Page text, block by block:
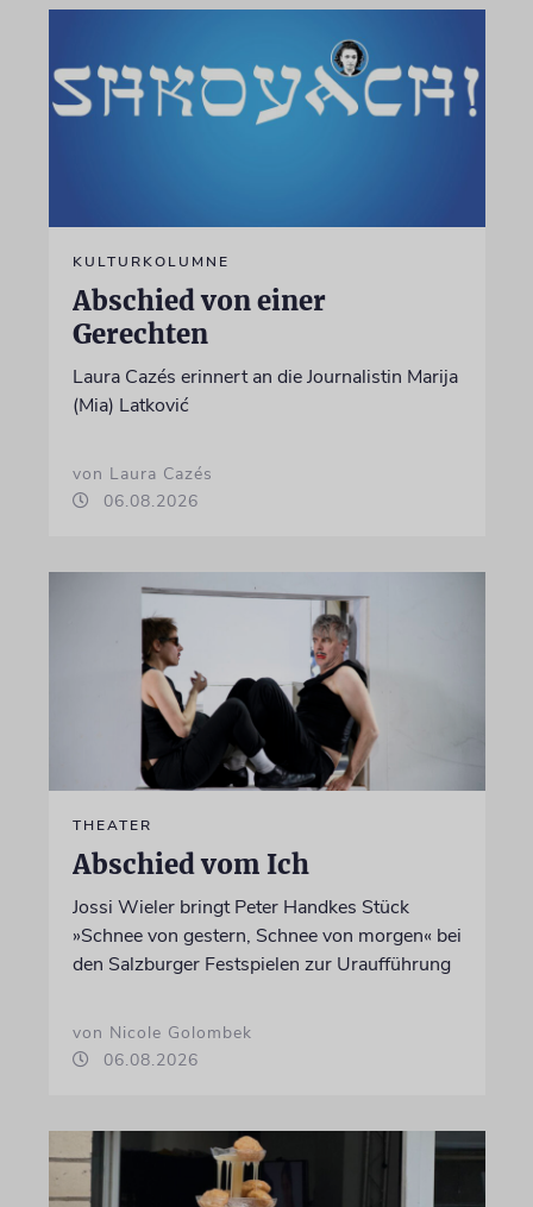
KULTURKOLUMNE
Abschied von einer
Gerechten
Laura Cazés erinnert an die Journalistin Marija
(Mia) Latković
von Laura Cazés
06.08.2026
THEATER
Abschied vom Ich
Jossi Wieler bringt Peter Handkes Stück
»Schnee von gestern, Schnee von morgen« bei
den Salzburger Festspielen zur Uraufführung
von Nicole Golombek
06.08.2026